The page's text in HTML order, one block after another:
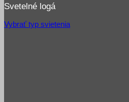
Svetelné logá
Vybrať typ svietenia